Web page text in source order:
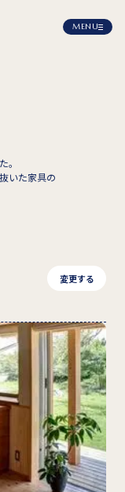
MENU
。
いた家具の
変更する